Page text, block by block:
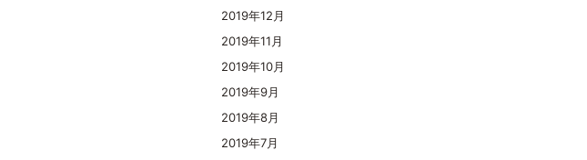
2019年12月
2019年11月
2019年10月
2019年9月
2019年8月
2019年7月